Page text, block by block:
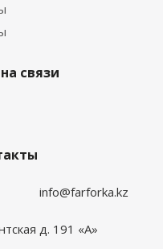
связи
info@farforka.kz
д. 191 «А»